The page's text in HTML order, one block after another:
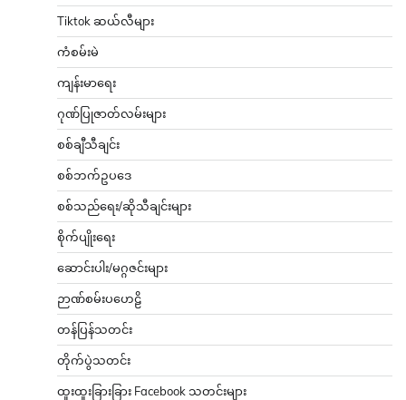
Tiktok ဆယ်လီများ
ကံစမ်းမဲ
ကျန်းမာရေး
ဂုဏ်ပြုဇာတ်လမ်းများ
စစ်ချီသီချင်း
စစ်ဘက်ဥပဒေ
စစ်သည်ရေး/ဆိုသီချင်းများ
စိုက်ပျိုးရေး
ဆောင်းပါး/မဂ္ဂဇင်းများ
ဉာဏ်စမ်းပဟေဠိ
တန်ပြန်သတင်း
တိုက်ပွဲသတင်း
ထူးထူးခြားခြား Facebook သတင်းများ